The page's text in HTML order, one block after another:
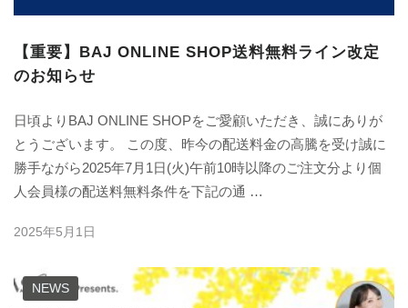
【重要】BAJ ONLINE SHOP送料無料ライン改定
のお知らせ
日頃よりBAJ ONLINE SHOPをご愛顧いただき、誠にありが
とうございます。 この度、昨今の配送料金の高騰を受け誠に
勝手ながら2025年7月1日(火)午前10時以降のご注文分より個
人会員様の配送料無料条件を下記の通 …
2025年5月1日
NEWS